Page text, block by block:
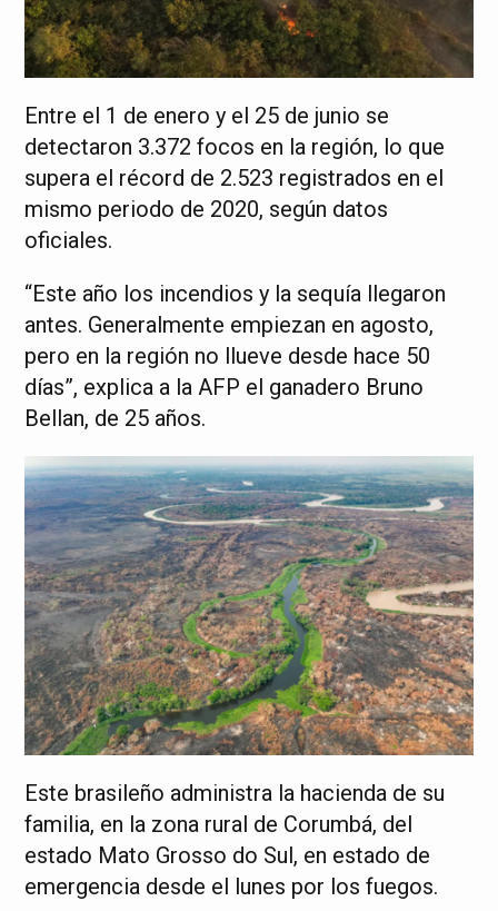
Entre el 1 de enero y el 25 de junio se
detectaron 3.372 focos en la región, lo que
supera el récord de 2.523 registrados en el
mismo periodo de 2020, según datos
oficiales.
“Este año los incendios y la sequía llegaron
antes. Generalmente empiezan en agosto,
pero en la región no llueve desde hace 50
días”, explica a la AFP el ganadero Bruno
Bellan, de 25 años.
Este brasileño administra la hacienda de su
familia, en la zona rural de Corumbá, del
estado Mato Grosso do Sul, en estado de
emergencia desde el lunes por los fuegos.